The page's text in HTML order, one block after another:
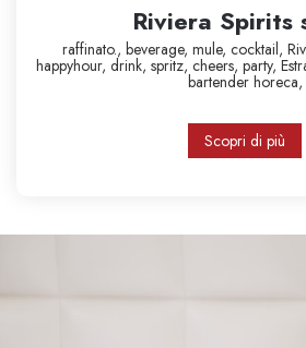
Riviera Spirits
raffinato., beverage, mule, cocktail,
happyhour, drink, spritz, cheers, party,
bartender horeca,
Scopri di più